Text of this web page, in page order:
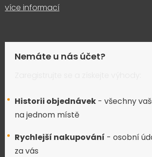
více informací
Nemáte u nás účet?
Historii objednávek - všechny
na jednom místě
Rychlejší nakupování - osobní
za vás